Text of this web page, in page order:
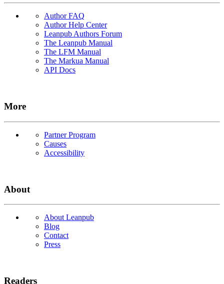
Author FAQ
Author Help Center
Leanpub Authors Forum
The Leanpub Manual
The LFM Manual
The Markua Manual
API Docs
More
Partner Program
Causes
Accessibility
About
About Leanpub
Blog
Contact
Press
Readers